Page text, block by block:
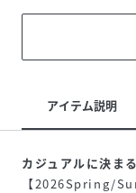
アイテム説明
カジュアルに決ま
【2026Spring/